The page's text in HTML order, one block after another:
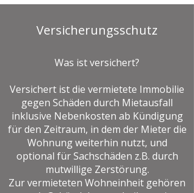
Versicherungsschutz
Was ist versichert?
Versichert ist die vermietete Immobilie
gegen Schäden durch Mietausfall
inklusive Nebenkosten ab Kündigung
für den Zeitraum, in dem der Mieter die
Wohnung weiterhin nutzt, und
optional für Sachschäden z.B. durch
mutwillige Zerstörung.
Zur vermieteten Wohneinheit gehören